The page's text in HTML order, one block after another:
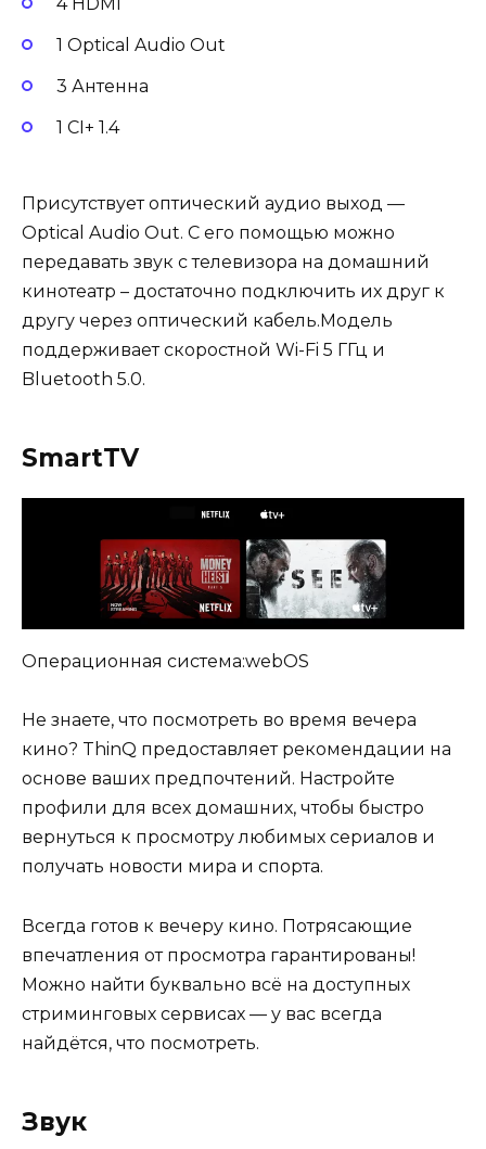
1 Optical Audio Out
3 Антенна
1 CI+ 1.4
Присутствует оптический аудио выход —
Optical Audio Out. С его помощью можно
передавать звук с телевизора на домашний
кинотеатр – достаточно подключить их друг к
другу через оптический кабель.Модель
поддерживает скоростной Wi-Fi 5 ГГц и
Bluetooth 5.0.
SmartTV
Операционная система:webOS
Не знаете, что посмотреть во время вечера
кино? ThinQ предоставляет рекомендации на
основе ваших предпочтений. Настройте
профили для всех домашних, чтобы быстро
вернуться к просмотру любимых сериалов и
получать новости мира и спорта.
Всегда готов к вечеру кино. Потрясающие
впечатления от просмотра гарантированы!
Можно найти буквально всё на доступных
стриминговых сервисах — у вас всегда
найдётся, что посмотреть.
Звук